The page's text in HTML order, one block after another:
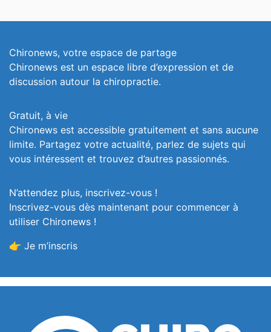
Chironews, votre espace de partage
Chironews est un espace libre d’expression et de
discussion autour la chiropractie.
Gratuit, à vie
Chironews est accessible gratuitement et sans aucune
limite. Partagez votre actualité, parlez de sujets qui
vous intéressent et trouvez d’autres passionnés.
N’attendez plus, inscrivez-vous !
Inscrivez-vous dès maintenant pour commencer à
utiliser Chironews !
👉 Je m’inscris